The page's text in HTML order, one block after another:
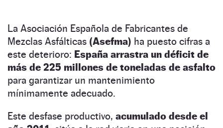
La Asociación Española de Fabricantes de
Mezclas Asfálticas (Asefma) ha puesto cifras a
este deterioro: España arrastra un déficit de
más de 225 millones de toneladas de asfalto
para garantizar un mantenimiento
mínimamente adecuado.
Este desfase productivo, acumulado desde el